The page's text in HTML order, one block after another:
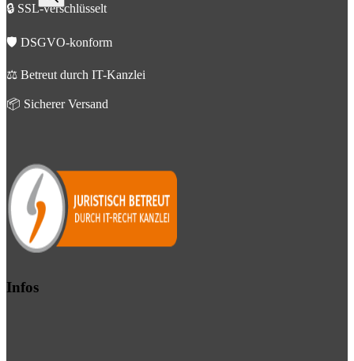
🔒 SSL-verschlüsselt
🛡️ DSGVO-konform
⚖️ Betreut durch IT-Kanzlei
📦 Sicherer Versand
Infos